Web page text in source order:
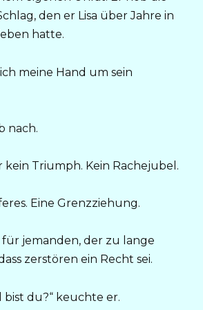
den er Lisa über Jahre in
hatte.
meine Hand um sein
nach.
kein Triumph. Kein Rachejubel.
Eine Grenzziehung.
für jemanden, der zu lange
zerstören ein Recht sei.
bist du?“ keuchte er.